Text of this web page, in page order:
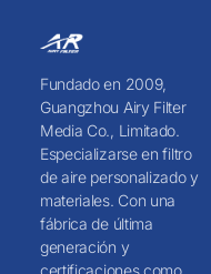
Fundado en 2009,
Guangzhou Airy Filter
Media Co., Limitado.
Especializarse en filtro
de aire personalizado y
materiales. Con una
fábrica de última
generación y
certificaciones como